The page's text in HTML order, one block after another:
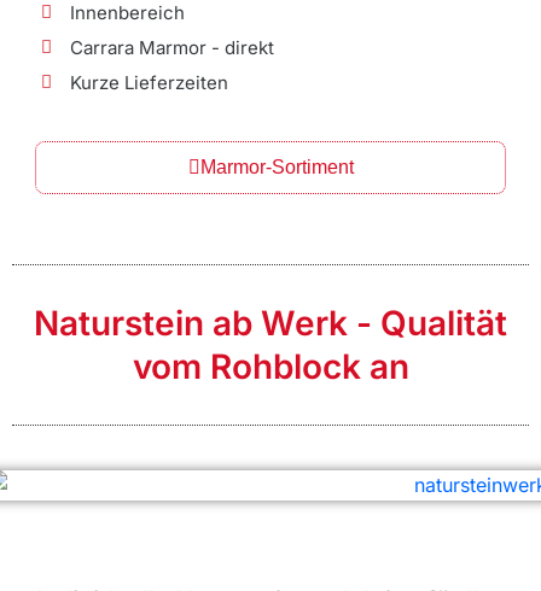
Innenbereich
Carrara Marmor - direkt
Kurze Lieferzeiten
Marmor-Sortiment
Naturstein ab Werk - Qualität
vom Rohblock an